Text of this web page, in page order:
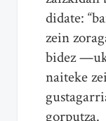
didate:
zein
bidez
naiteke
gorputza.